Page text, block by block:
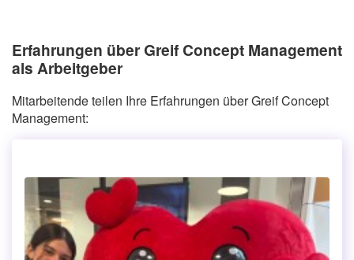
Erfahrungen über Greif Concept Management
als Arbeitgeber
Mitarbeitende teilen Ihre Erfahrungen über Greif Concept
Management: